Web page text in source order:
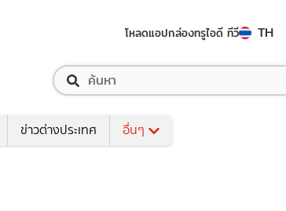
โหลดแอปกล่องทรูไอดี ทีวี TH
ข่าวต่างประเทศ อื่นๆ